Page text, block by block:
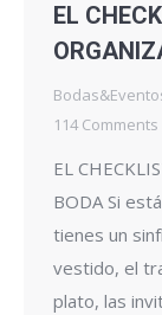
EL
114 Comments
EL
BODA Si
tienes un
vestido, el
plato, las